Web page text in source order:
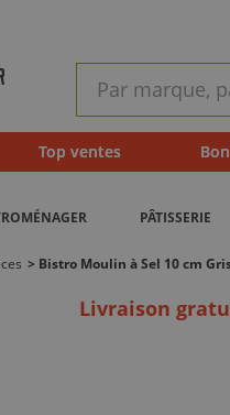
rapide
Top ventes
PÂTISSERIE
> Bistro Moulin à Sel 10 cm
Livraison